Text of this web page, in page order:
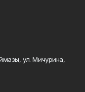
ул. Мичурина,